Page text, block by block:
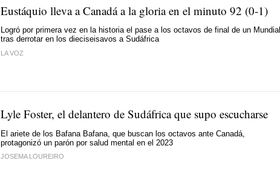
Eustáquio lleva a Canadá a la gloria en el minuto 92 (0-1)
Logró por primera vez en la historia el pase a los octavos de final de un Mundial
tras derrotar en los dieciseisavos a Sudáfrica
LA VOZ
Lyle Foster, el delantero de Sudáfrica que supo escucharse
El ariete de los Bafana Bafana, que buscan los octavos ante Canadá,
protagonizó un parón por salud mental en el 2023
JOSEMA LOUREIRO